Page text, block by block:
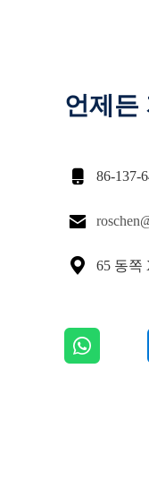
언제든
 86-137-

 65 동쪽